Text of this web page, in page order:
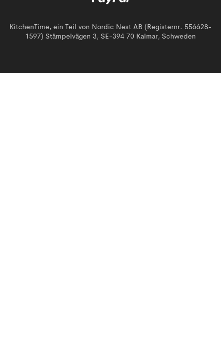
KitchenTime, ein Teil von Nordic Nest AB (Registernr. 556628-
1597) Stämpelvägen 3, SE-394 70 Kalmar, Schweden